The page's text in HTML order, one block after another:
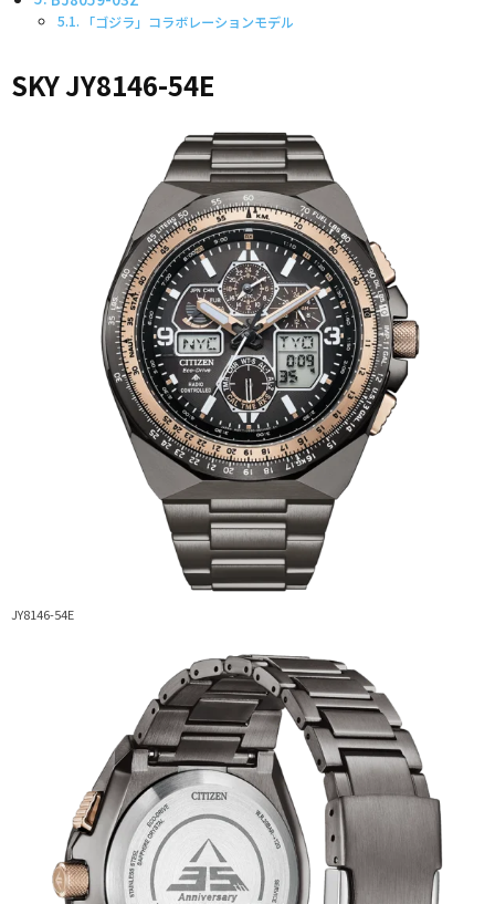
「ゴジラ」コラボレーションモデル
SKY JY8146-54E
JY8146-54E